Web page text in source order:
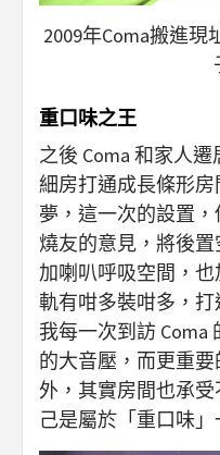
2009年Coma搬進
重口味之王
之後 Coma 和家人
細房打通成長條形
夢，這一次的設置
燒友的意見，將後
加喇叭呼吸空間，
軌有咁多裝咁多，打
我每一次到訪 Coma
的大音壓，而更重
外，其實房間也承受
己是屬於「重口味」